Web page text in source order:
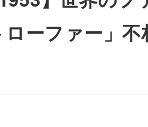
ーファー」不